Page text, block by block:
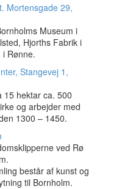
Mortensgade 29,
Museum i
Hjorths Fabrik i
i Rønne.
Stangevej 1,
15 hektar ca. 500
og arbejder med
1300 – 1450.
ved Rø
består af kunst og
til Bornholm.